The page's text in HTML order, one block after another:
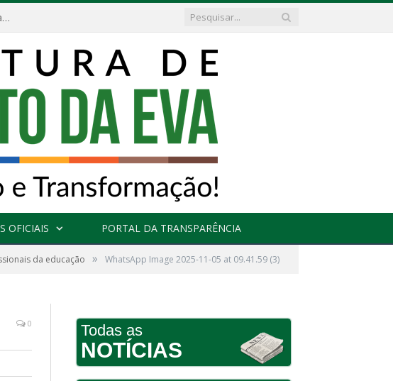
Escola Municipal Divino Espírito Santo conquista etapa municipal da V Feira Amazonense de Matemática
OFICIAIS PORTAL DA TRANSPARÊNCIA
da educação » WhatsApp Image 2025-11-05 at 09.41.59 (3)
0 Todas as
NOTÍCIAS